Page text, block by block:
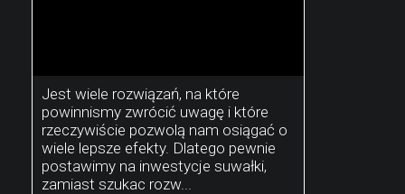
Jest wiele rozwiązań, na które
powinnismy zwrócić uwagę i które
rzeczywiście pozwolą nam osiągać o
wiele lepsze efekty. Dlatego pewnie
postawimy na inwestycje suwałki,
zamiast szukac rozw...